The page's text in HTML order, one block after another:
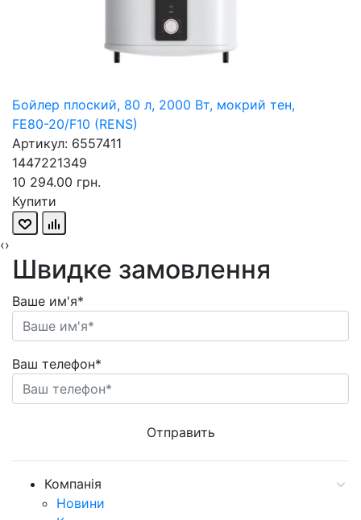
Бойлер плоский, 80 л, 2000 Вт, мокрий тен,
FE80-20/F10 (RENS)
Артикул: 6557411
1447221349
10 294.00 грн.
Купити
‹›
Швидке замовлення
Ваше им'я*
Ваш телефон*
Компанія
Новини